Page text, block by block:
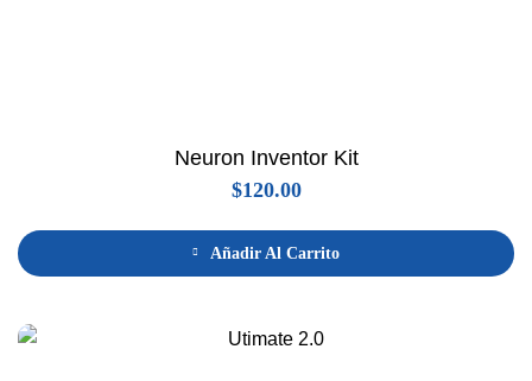
Neuron Inventor Kit
$120.00
Añadir Al Carrito